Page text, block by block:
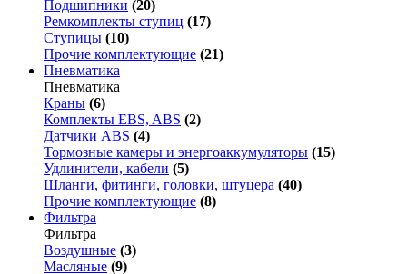
Подшипники (20)
Ремкомплекты ступиц (17)
Ступицы (10)
Прочие комплектующие (21)
Пневматика
Пневматика
Краны (6)
Комплекты EBS, ABS (2)
Датчики ABS (4)
Тормозные камеры и энергоаккумуляторы (15)
Удлинители, кабели (5)
Шланги, фитинги, головки, штуцера (40)
Прочие комплектующие (8)
Фильтра
Фильтра
Воздушные (3)
Масляные (9)